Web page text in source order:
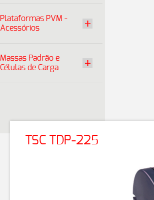
Plataformas PVM -
Acessórios
Massas Padrão e
Células de Carga
TSC TDP-225